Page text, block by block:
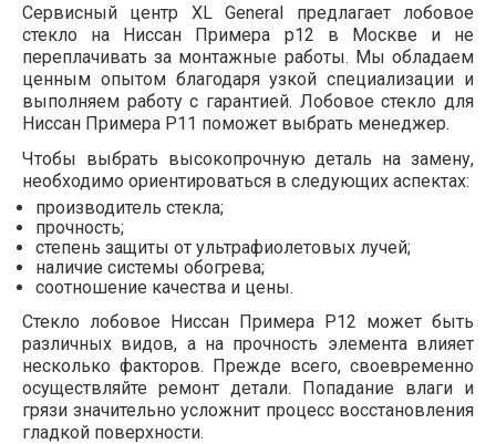
Сервисный центр XL General предлагает лобовое
стекло на Ниссан Примера р12 в Москве и не
переплачивать за монтажные работы. Мы обладаем
ценным опытом благодаря узкой специализации и
выполняем работу с гарантией. Лобовое стекло для
Ниссан Примера P11 поможет выбрать менеджер.
Чтобы выбрать высокопрочную деталь на замену,
необходимо ориентироваться в следующих аспектах:
производитель стекла;
прочность;
степень защиты от ультрафиолетовых лучей;
наличие системы обогрева;
соотношение качества и цены.
Стекло лобовое Ниссан Примера Р12 может быть
различных видов, а на прочность элемента влияет
несколько факторов. Прежде всего, своевременно
осуществляйте ремонт детали. Попадание влаги и
грязи значительно усложнит процесс восстановления
гладкой поверхности.